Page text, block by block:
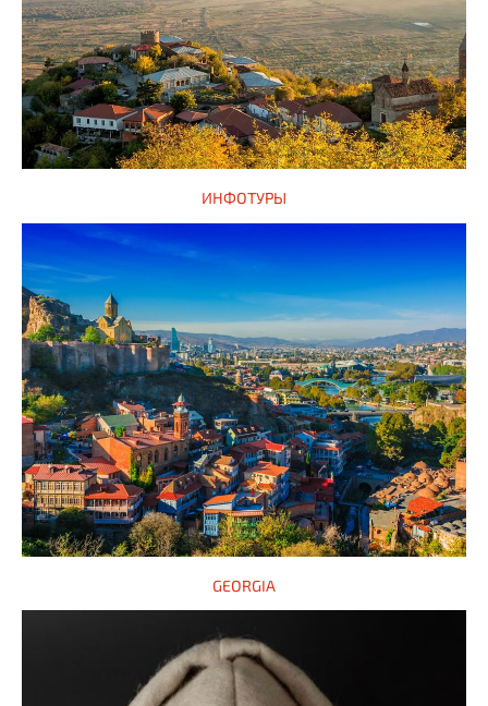
ИНФОТУРЫ
GEORGIA